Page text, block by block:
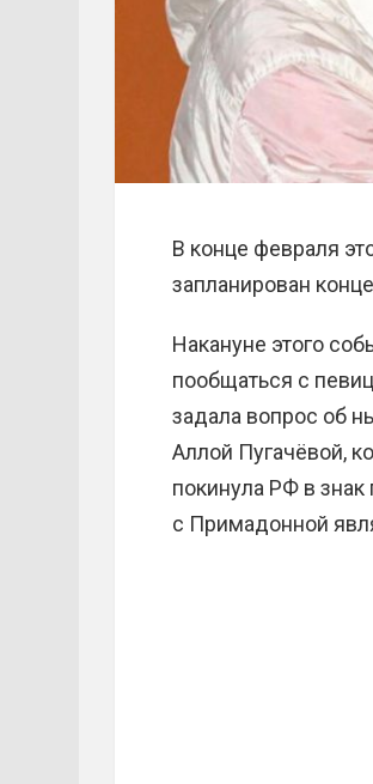
В конце февраля
запланирован
Накануне этого
пообщаться с
задала вопрос об
Аллой Пугачёвой,
покинула РФ в
с Примадонной